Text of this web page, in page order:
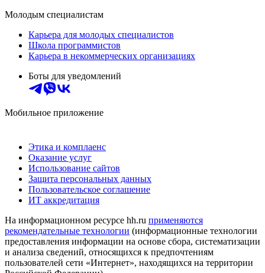
Молодым специалистам
Карьера для молодых специалистов
Школа программистов
Карьера в некоммерческих организациях
Боты для уведомлений
Мобильное приложение
Этика и комплаенс
Оказание услуг
Использование сайтов
Защита персональных данных
Пользовательское соглашение
ИТ аккредитация
На информационном ресурсе hh.ru применяются
рекомендательные технологии (информационные технологии
предоставления информации на основе сбора, систематизации
и анализа сведений, относящихся к предпочтениям
пользователей сети «Интернет», находящихся на территории